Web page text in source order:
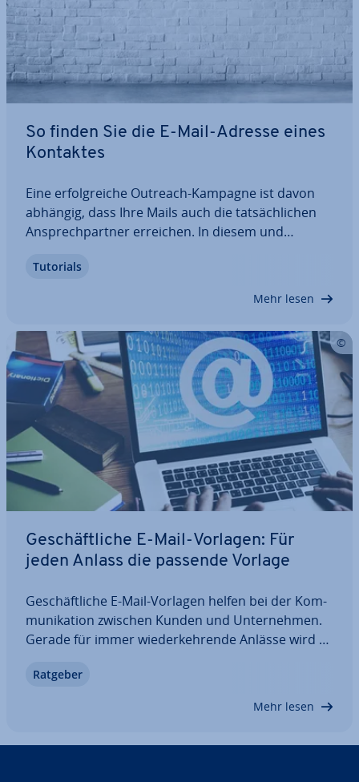
So finden Sie die E-Mail-Adresse eines
Kontaktes
Eine er­folg­rei­che Outreach-Kampagne ist davon
abhängig, dass Ihre Mails auch die tat­säch­li­chen
An­sprech­part­ner erreichen. In diesem und
korrekten E-Mail-Adressen her­aus­fin­den. Hier
Tutorials
Mehr lesen
Ge­schäft­li­che E-Mail-Vorlagen: Für
jeden Anlass die passende Vorlage
Ge­schäft­li­che E-Mail-Vorlagen helfen bei der Kom­
mu­ni­ka­ti­on zwischen Kunden und Un­ter­neh­men.
Gerade für immer wie­der­keh­ren­de Anlässe wird so
Ein Re­per­toire der wich­tigs­ten Stan­dard­vor­la­gen
Ratgeber
Mehr lesen